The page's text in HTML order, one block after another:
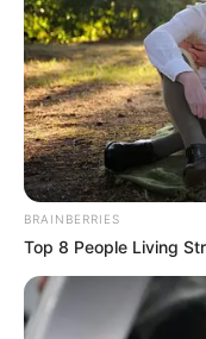
BRAINBERRIES
Top 8 People Living